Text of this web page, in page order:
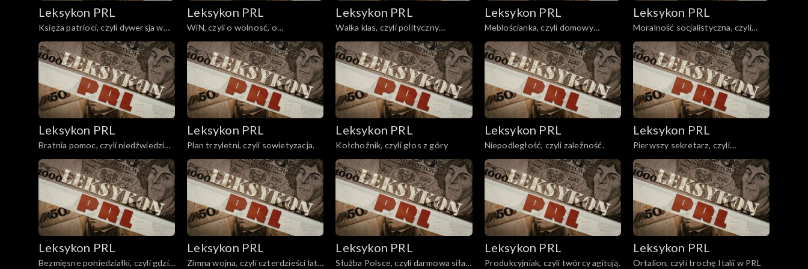
Leksykon PRL
Księża patrioci, czyli dywersja w
Kościele
Leksykon PRL
WiN, czyli o wolnosć, o
niezawisłość
Leksykon PRL
Walka klas, czyli polityczny
terroryzm.
Leksykon PRL
Meblościanka, czyli domowy
przedmiot pożądania
Leksykon PRL
Moralność socjalistyczna, czyli
nowy człowiek nowej epoki.
Leksykon PRL
Bratnia pomoc, czyli niedźwiedzi
uścisk
Leksykon PRL
Plan trzyletni, czyli sowietyzacja.
Leksykon PRL
Kołchoźnik, czyli głos z góry
Leksykon PRL
Niepodległość, czyli zależność.
Leksykon PRL
Pierwszy sekretarz, czyli
namaszczony na Kremlu.
Leksykon PRL
Bezmięsne poniedziałki, czyli gdzie
Leksykon PRL
Zimna wojna, czyli czterdzieści lat
Leksykon PRL
Służba Polsce, czyli darmowa siła
Leksykon PRL
Produkcyjniak, czyli twórcy agitują.
Leksykon PRL
Ortalion, czyli trochę Italii w PRL